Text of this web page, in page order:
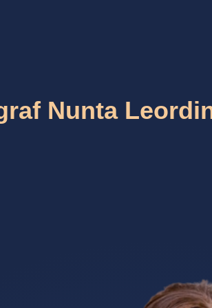
Nunta